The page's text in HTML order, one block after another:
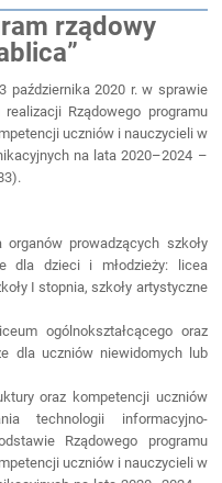
rządowy
października 2020 r. w sprawie
Rządowego programu
uczniów i nauczycieli w
na lata 2020–2024 –
prowadzących szkoły
dla dzieci i młodzieży: licea
I stopnia, szkoły artystyczne
ogólnokształcącego oraz
dla uczniów niewidomych lub
oraz kompetencji uczniów
technologii informacyjno-
Rządowego programu
uczniów i nauczycieli w